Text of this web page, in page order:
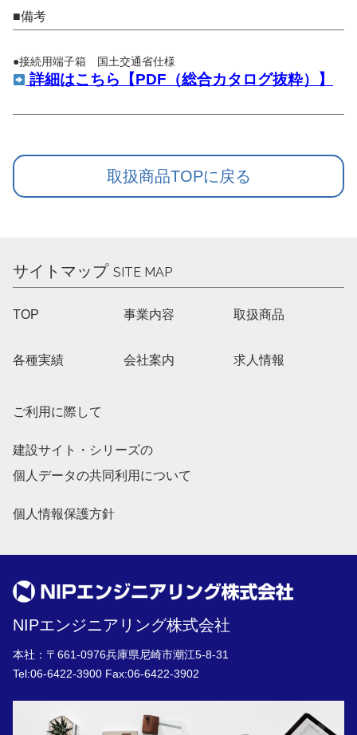
■備考
●接続用端子箱 国土交通省仕様
詳細はこちら【PDF（総合カタログ抜粋）】
取扱商品TOPに戻る
サイトマップ SITE MAP
TOP 事業内容 取扱商品
各種実績 会社案内 求人情報
ご利用に際して
建設サイト・シリーズの
個人データの共同利用について
個人情報保護方針
NIPエンジニアリング株式会社
本社：〒661-0976兵庫県尼崎市潮江5-8-31
Tel:06-6422-3900 Fax:06-6422-3902